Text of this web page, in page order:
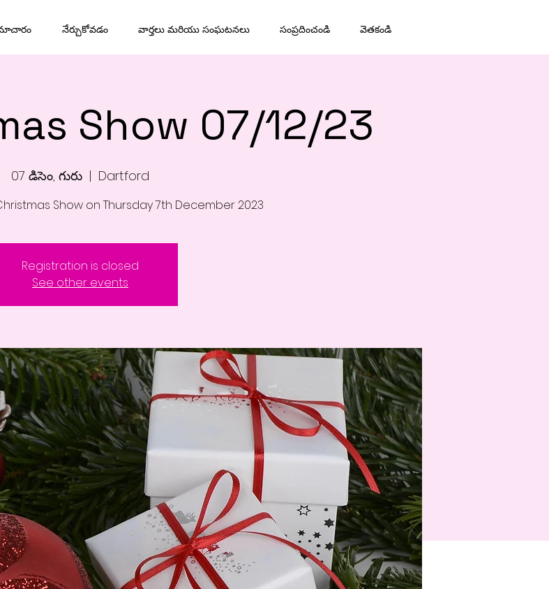
నేర్చుకోవడం వార్తలు మరియు సంఘటనలు సంప్రదించండి వెతకండి
Show 07/12/23
07 డిసెం, గురు
  |
Dartford
Show on Thursday 7th December 2023
Registration is closed
See other events